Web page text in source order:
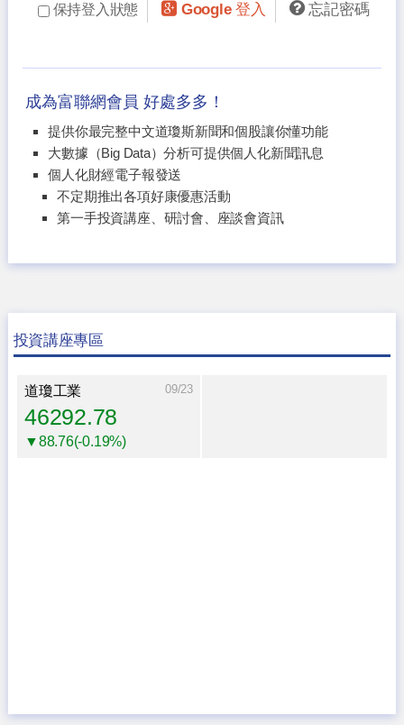
保持登入狀態 Google 登入 忘記密碼
成為富聯網會員 好處多多！
提供你最完整中文道瓊斯新聞和個股讓你懂功能
大數據（Big Data）分析可提供個人化新聞訊息
個人化財經電子報發送
不定期推出各項好康優惠活動
第一手投資講座、研討會、座談會資訊
投資講座專區
道瓊工業 09/23
46292.78
▼88.76(-0.19%)